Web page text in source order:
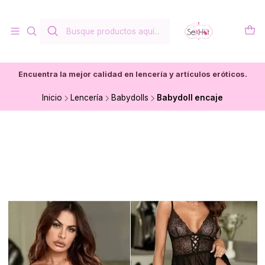
Encuentra la mejor calidad en lencería y artículos eróticos.
Inicio Lencería Babydolls Babydoll encaje